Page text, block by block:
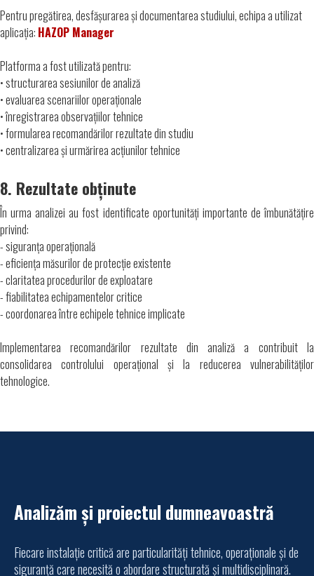
Pentru pregătirea, desfășurarea și documentarea studiului, echipa a utilizat
aplicația: HAZOP Manager
Platforma a fost utilizată pentru:
• structurarea sesiunilor de analiză
•evaluarea scenariilor operaționale
• înregistrarea observațiilor tehnice
• formularea recomandărilor rezultate din studiu
• centralizarea și urmărirea acțiunilor tehnice
8. Rezultate obținute
În urma analizei au fost identificate oportunități importante de îmbunătățire
privind:
- siguranța operațională
- eficiența măsurilor de protecție existente
- claritatea procedurilor de exploatare
- fiabilitatea echipamentelor critice
- coordonarea între echipele tehnice implicate
Implementarea recomandărilor rezultate din analiză a contribuit la
consolidarea controlului operațional și la reducerea vulnerabilităților
tehnologice.
Analizăm și proiectul dumneavoastră
Fiecare instalație critică are particularități tehnice, operaționale și de
siguranță care necesită o abordare structurată și multidisciplinară.